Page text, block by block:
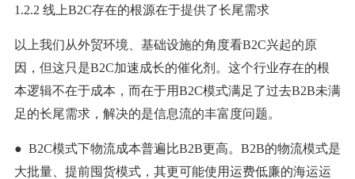
1.2.2 线上B2C存在的根源在于提供了长尾需求
以上我们从外贸环境、基础设施的角度看B2C兴起的原
因，但这只是B2C加速成长的催化剂。这个行业存在的根
本逻辑不在于成本，而在于用B2C模式满足了过去B2B未满
足的长尾需求，解决的是信息流的丰富度问题。
● B2C模式下物流成本普遍比B2B更高。B2B的物流模式是
大批量、提前囤货模式，其更可能使用运费低廉的海运运